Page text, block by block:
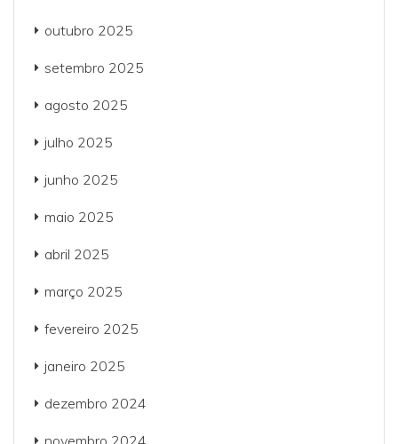
outubro 2025
setembro 2025
agosto 2025
julho 2025
junho 2025
maio 2025
abril 2025
março 2025
fevereiro 2025
janeiro 2025
dezembro 2024
novembro 2024